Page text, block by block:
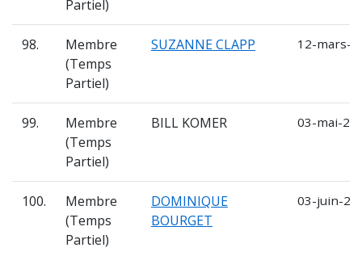
Partiel)
98.
Membre
(Temps
Partiel)
SUZANNE CLAPP 12-mars-
99.
Membre
(Temps
Partiel)
BILL KOMER 03-mai-
100.
Membre
(Temps
Partiel)
DOMINIQUE
BOURGET
03-juin-